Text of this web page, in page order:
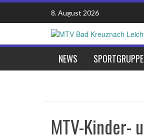
Skip
content
8. August 2026
NEWS
MTV-Kinder-